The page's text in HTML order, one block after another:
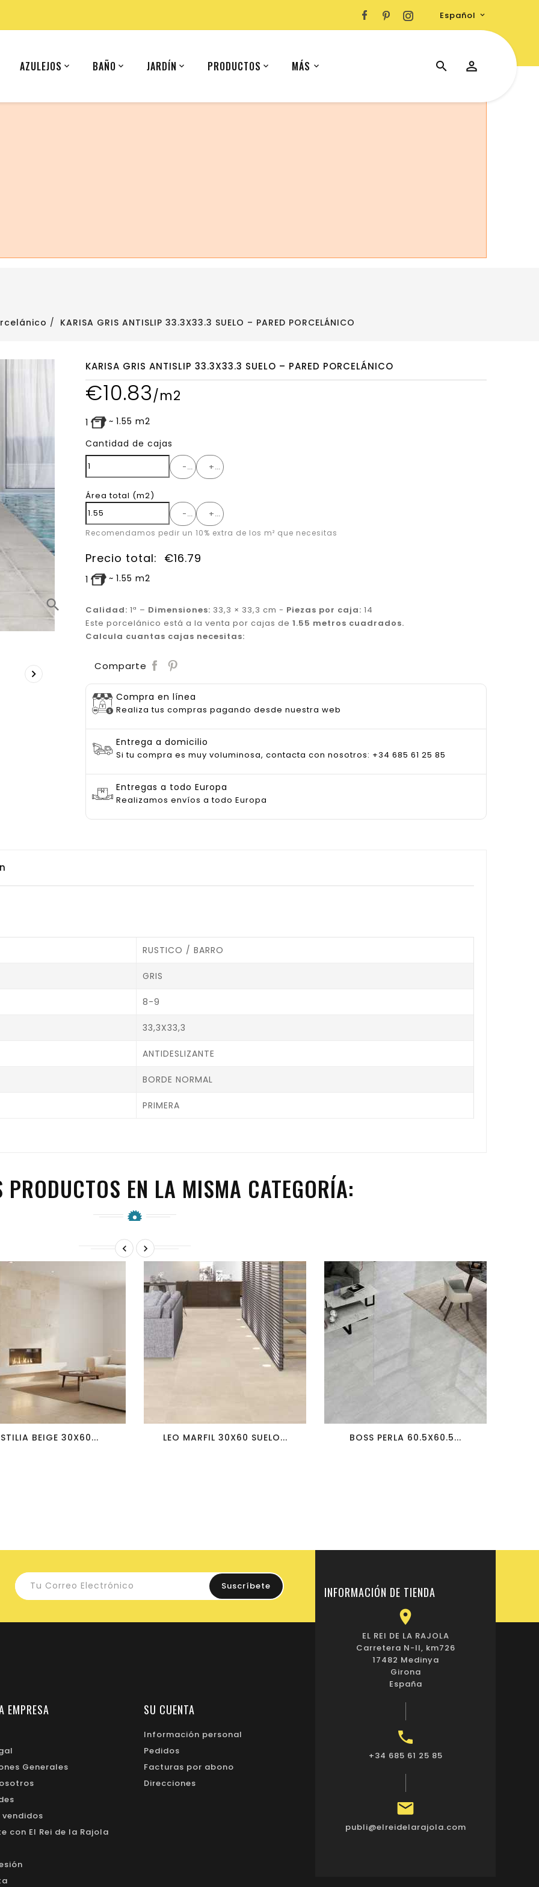
Español 
AZULEJOS BAÑO JARDÍN PRODUCTOS MÁS
States).
KARISA GRIS ANTISLIP 33.3X33.3 SUELO – PARED PORCELÁNICO
search

KARISA GRIS ANTISLIP 33.3X33.3 SUELO – PARED PORCELÁNICO
€10.83/m2
1 ~ 1.55 m2
Cantidad de cajas
- +
Área total (m2)
-
+
Recomendamos pedir un 10% extra de los m² que necesitas
Precio total: €16.79
1 ~ 1.55 m2
Calidad: 1ª – Dimensiones: 33,3 × 33,3 cm - Piezas por caja: 14
Este porcelánico está a la venta por cajas de 1.55 metros cuadrados.
Calcula cuantas cajas necesitas:
Comparte
Compra en línea
Realiza tus compras pagando desde nuestra web
Entrega a domicilio
Si tu compra es muy voluminosa, contacta con nosotros: +34 685 61 25 85
Entregas a todo Europa
Realizamos envíos a todo Europa
RUSTICO / BARRO
GRIS
8-9
33,3X33,3
ANTIDESLIZANTE
BORDE NORMAL
PRIMERA
EN LA MISMA CATEGORÍA:
 
visibility
BEIGE 30X60... LEO MARFIL 30X60 SUELO... BOSS PERLA 60.5X60.5...
EMPRESA
Generales
vendidos
con El Rei de la Rajola
SU CUENTA
Información personal
Pedidos
Facturas por abono
Direcciones
INFORMACIÓN DE TIENDA

EL REI DE LA RAJOLA
Carretera N-II, km726
17482 Medinya
Girona
España

+34 685 61 25 85

publi@elreidelarajola.com